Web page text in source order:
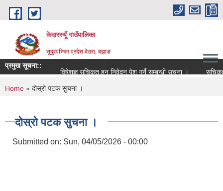
Skip to main content
केदारस्यूँ गाउँपालिका
सुदुरपश्चिम प्रदेश देउरा, बझाङ
प्रमुख सूचना::
विषेशज्ञ सूचिकृत हुन निवेदन पेश गर्ने सम्बन्धी सूचना ।
सूचिकृत
You are here
Home » दोस्रो पटक सुचना ।
दोस्रो पटक सुचना ।
Submitted on: Sun, 04/05/2026 - 00:00